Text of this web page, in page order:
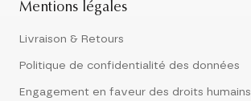
Mentions légales
Livraison & Retours
Politique de confidentialité des données
Engagement en faveur des droits humains